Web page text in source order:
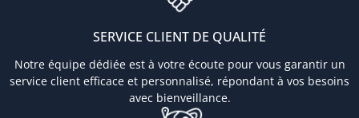
SERVICE CLIENT DE QUALITÉ
Notre équipe dédiée est à votre écoute pour vous garantir un
service client efficace et personnalisé, répondant à vos besoins
avec bienveillance.